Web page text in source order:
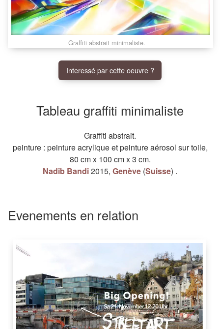
Graffiti abstrait minimaliste.
Interessé par cette oeuvre ?
Tableau graffiti minimaliste
Graffiti abstrait.
peinture: peinture acryliqueetpeinture aérosol surtoile,
80 cmx 100 cmx3 cm.
Nadib Bandi2015, Genève (Suisse) .
Evenements en relation